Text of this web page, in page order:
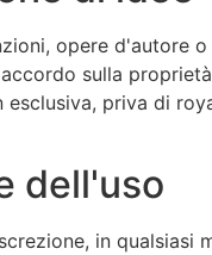
opere d'autore
sulla
esclusiva, priva di
dell'uso
in